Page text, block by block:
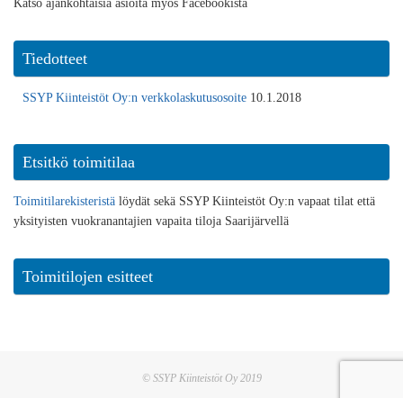
Katso ajankohtaisia asioita myös Facebookista
Tiedotteet
SSYP Kiinteistöt Oy:n verkkolaskutusosoite 10.1.2018
Etsitkö toimitilaa
Toimitilarekisteristä löydät sekä SSYP Kiinteistöt Oy:n vapaat tilat että
yksityisten vuokranantajien vapaita tiloja Saarijärvellä
Toimitilojen esitteet
© SSYP Kiinteistöt Oy 2019